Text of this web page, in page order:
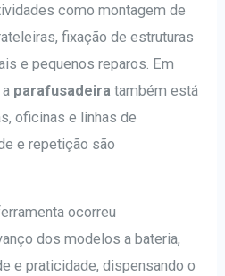
como montagem de
fixação de estruturas
e pequenos reparos. Em
parafusadeira também está
oficinas e linhas de
e repetição são
ocorreu
dos modelos a bateria,
e praticidade, dispensando o